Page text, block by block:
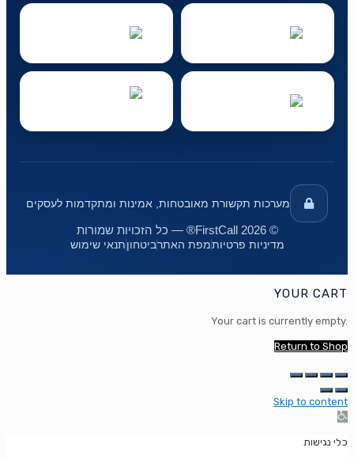
מערכות תקשורת מאובטחות, אמינות ומתקדמות לעסקים
© 2026 FirstCall® — כל הזכויות שמורות
מדיניות פרטיותמפת האתרביטחוןתנאי שימוש
YOUR CART
Your cart is currently empty.
Return to Shop
Skip to content
כלי נגישות